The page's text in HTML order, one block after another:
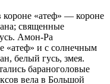
короне «атеф» — короне
священные
Амон-Ра
«атеф» и с солнечным
белый гусь, змея.
бараноголовые
вела в Большой